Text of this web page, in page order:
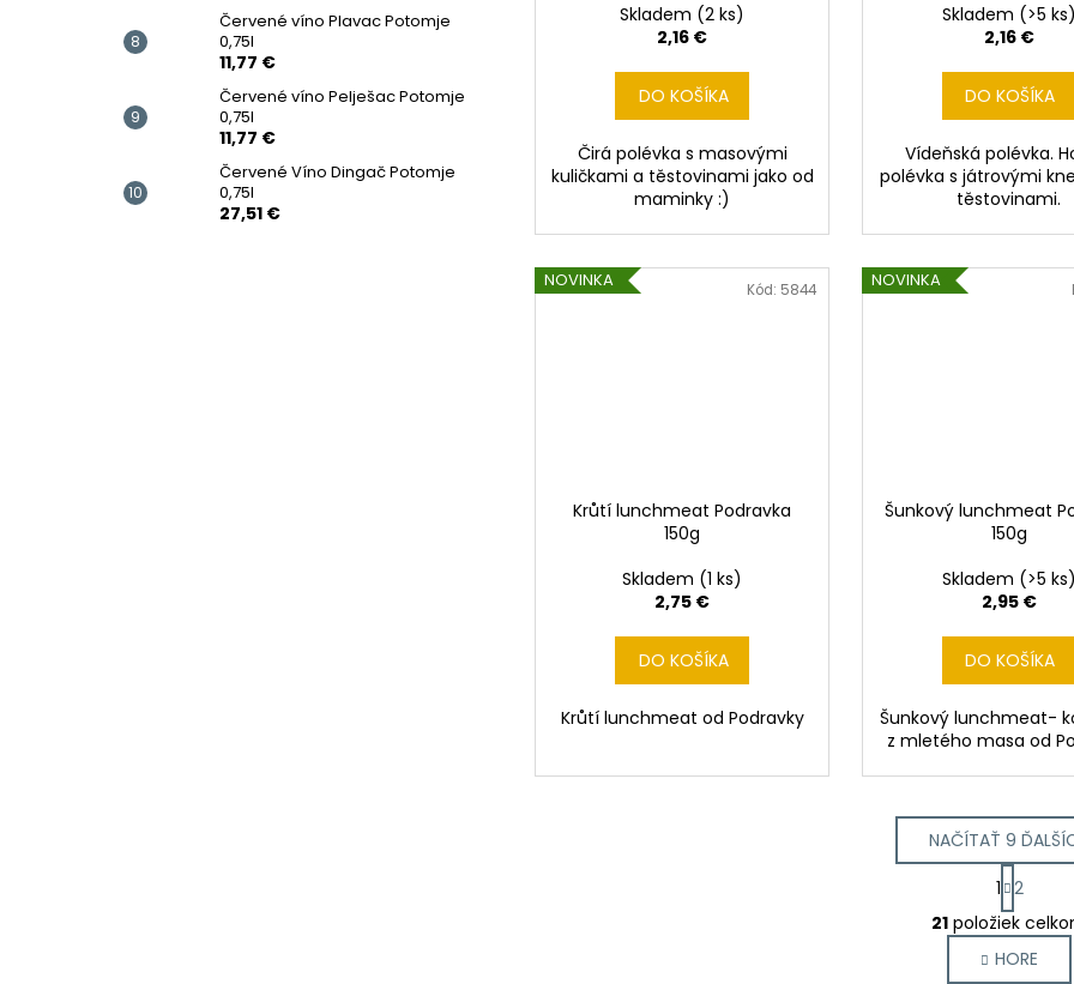
Červené víno Plavac Potomje
0,75l
11,77 €
Červené víno Pelješac Potomje
0,75l
11,77 €
Červené Víno Dingač Potomje
0,75l
27,51 €
Skladem (2 ks)
2,16 €
DO KOŠÍKA
Čirá polévka s masovými
kuličkami a těstovinami jako od
maminky :)
Skladem (>5
2,16 €
DO KOŠÍKA
Vídeňská polévka.
polévka s játrovými
těstovinami.
NOVINKA
Krůtí lunchmeat Podravka
150g
Skladem (1 ks)
2,75 €
DO KOŠÍKA
Krůtí lunchmeat od Podravky
Kód: 5844 NOVINKA
Šunkový lunchmeat
150g
Skladem (>5
2,95 €
DO KOŠÍKA
Šunkový lunchmeat-
z mletého masa od
O
v
l
NAČÍTAŤ 9
S
t
r
á
n
1 2
21 položiek
HORE